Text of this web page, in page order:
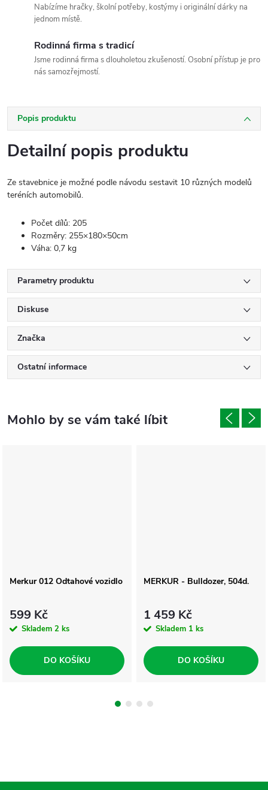
Nabízíme hračky, školní potřeby, kostýmy i originální dárky na
jednom místě.
Rodinná firma s tradicí
Jsme rodinná firma s dlouholetou zkušeností. Osobní přístup je pro
nás samozřejmostí.
Popis produktu
Detailní popis produktu
Ze stavebnice je možné podle návodu sestavit 10 různých modelů
teréních automobilů.
Počet dílů: 205
Rozměry: 255×180×50cm
Váha: 0,7 kg
Parametry produktu
Diskuse
Značka
Ostatní informace
Merkur 012 Odtahové vozidlo
599 Kč
Skladem 2 ks
DO KOŠÍKU
MERKUR - Bulldozer, 504d.
1 459 Kč
Skladem 1 ks
DO KOŠÍKU